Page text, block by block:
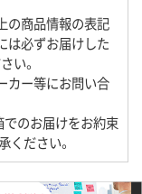
の商品情報の表記
は必ずお届けした
い。
カー等にお問い合
でのお届けをお約束
ください。